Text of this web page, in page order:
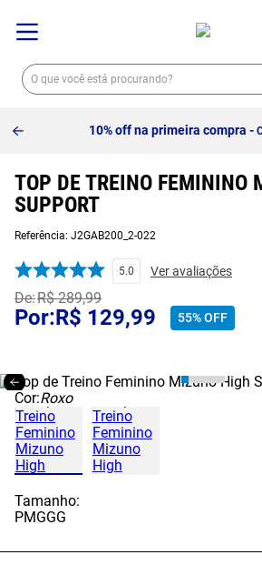
10% off na primeira compra -
TOP DE TREINO FEMININO
SUPPORT
Referência: J2GAB200_2-022
5.0 Ver avaliações
R$ 289,99
R$ 129,99 55%OFF
Cor:Roxo
Tamanho:
PMGGG